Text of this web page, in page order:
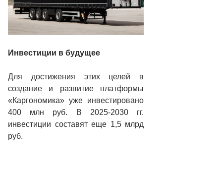
Инвестиции в будущее
Для достижения этих целей в
создание и развитие платформы
«Каргономика» уже инвестировано
400 млн руб. В 2025-2030 гг.
инвестиции составят еще 1,5 млрд
руб.